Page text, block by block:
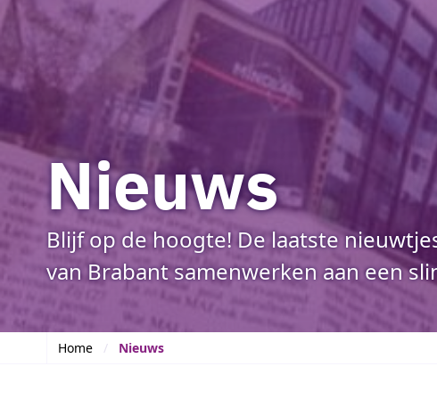
Nieuws
Blijf op de hoogte! De laatste
van Brabant samenwerken aan een
Home Nieuws